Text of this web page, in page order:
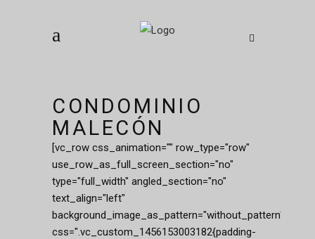
CONDOMINIO
MALECÓN
[vc_row css_animation="" row_type="row"
use_row_as_full_screen_section="no"
type="full_width" angled_section="no"
text_align="left"
background_image_as_pattern="without_pattern"
css=".vc_custom_1456153003182{padding-